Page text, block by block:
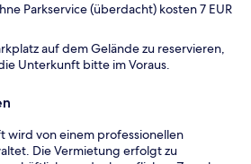
Parkservice (überdacht) kosten 7 EUR
auf dem Gelände zu reservieren,
Unterkunft bitte im Voraus.
wird von einem professionellen
Die Vermietung erfolgt zu